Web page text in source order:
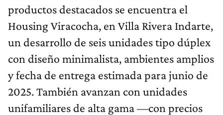
productos destacados se encuentra el
Housing Viracocha, en Villa Rivera Indarte,
un desarrollo de seis unidades tipo dúplex
con diseño minimalista, ambientes amplios
y fecha de entrega estimada para junio de
2025. También avanzan con unidades
unifamiliares de alta gama —con precios